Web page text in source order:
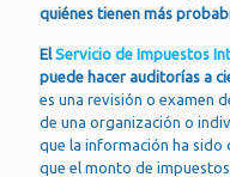
quiénes tienen más
ElServicio de Impuestos
puede hacer auditorías a
es una revisión o examen
de una organización o
que la información ha sido
que el monto de